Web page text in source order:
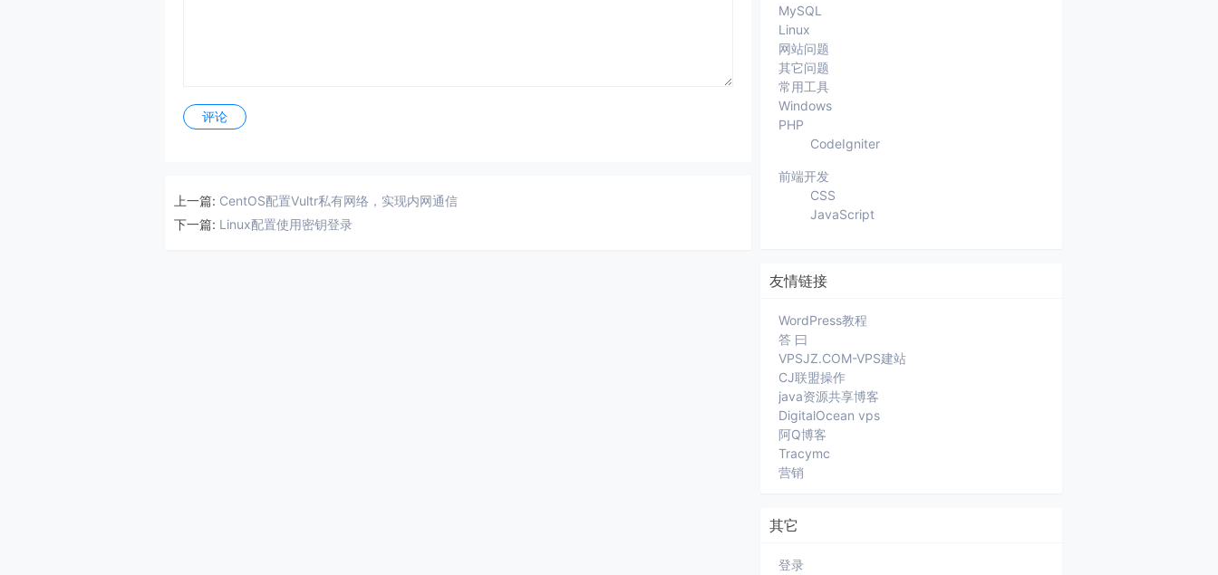
评论
上一篇: CentOS配置Vultr私有网络，实现内网通信
下一篇: Linux配置使用密钥登录
MySQL
Linux
网站问题
其它问题
常用工具
Windows
PHP
CodeIgniter
前端开发
CSS
JavaScript
友情链接
WordPress教程
答 曰
VPSJZ.COM-VPS建站
CJ联盟操作
java资源共享博客
DigitalOcean vps
阿Q博客
Tracymc
营销
其它
登录